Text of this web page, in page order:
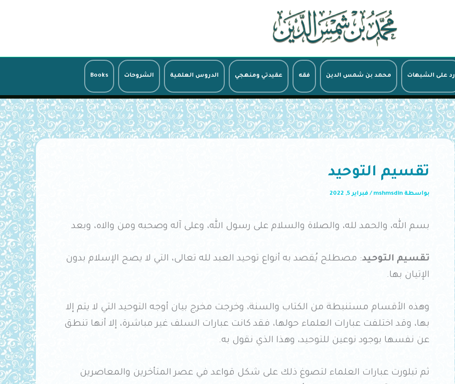
رد على الشبهات محمد بن شمس الدين فقه عقيدتي ومنهجي الدروس العلمية الشروحات Books
تقسيم التوحيد
بواسطة mshmsdin
/ فبراير 5, 2022
بسم الله، والحمد لله، والصلاة والسلام على رسول الله، وعلى آله وصحبه ومن والاه، وبعد
تقسيم التوحيد: مصطلح يُقصد به أنواع توحيد العبد لله تعالى، التي لا يصح الإسلام بدون
الإتيان بها.
وهذه الأقسام مستنبطة من الكتاب والسنة، وخرجت مخرج بيان أوجه التوحيد التي لا يتم إلا
بها، وقد اختلفت عبارات العلماء حولها، فقد كانت عبارات السلف غير مباشرة، إلا أنها تنطق
عن نفسها بوجود نوعين للتوحيد، وهذا الذي نقول به.
ثم تبلورت عبارات العلماء لتصوغ ذلك على شكل قواعد في عصر المتأخرين والمعاصرين